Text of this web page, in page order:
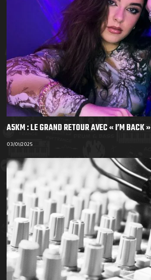
A5KM : LE GRAND RETOUR AVEC « I’M BACK »
03/01/2025